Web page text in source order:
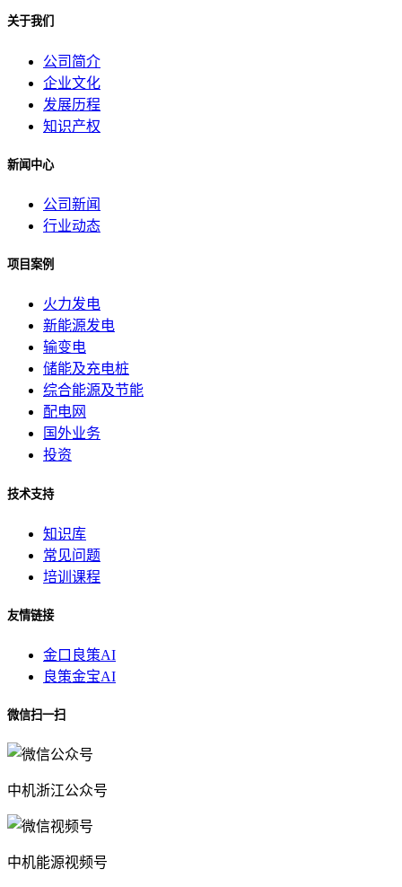
关于我们
公司简介
企业文化
发展历程
知识产权
新闻中心
公司新闻
行业动态
项目案例
火力发电
新能源发电
输变电
储能及充电桩
综合能源及节能
配电网
国外业务
投资
技术支持
知识库
常见问题
培训课程
友情链接
金口良策AI
良策金宝AI
微信扫一扫
中机浙江公众号
中机能源视频号